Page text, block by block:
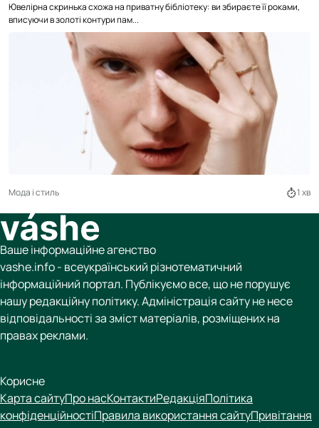
Ювелірна скринька схожа на приватну бібліотеку: ви збираєте її роками,
вписуючи в золоті контури пам...
Мода і стиль 1 хв
Ваше інформаційне агенство
vashe.info - всеукраїнський різнотематичний
інформаційний портал. Публікуємо все, що не порушує
нашу редакційну політику. Адміністрація сайту не несе
відповідальності за зміст матеріалів, розміщених на
правах реклами.
Корисне
Карта сайтуПро насКонтактиРедакціяПолітика
конфіденційностіПравила використання сайтуПривітання